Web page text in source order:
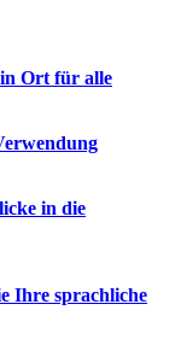
Ort für alle
in die
Ihre sprachliche